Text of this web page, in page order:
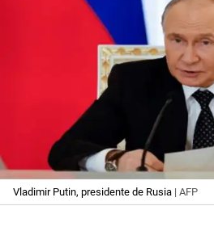
Vladimir Putin, presidente de Rusia | AFP